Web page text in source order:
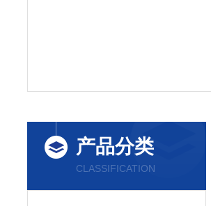
产品分类
CLASSIFICATION